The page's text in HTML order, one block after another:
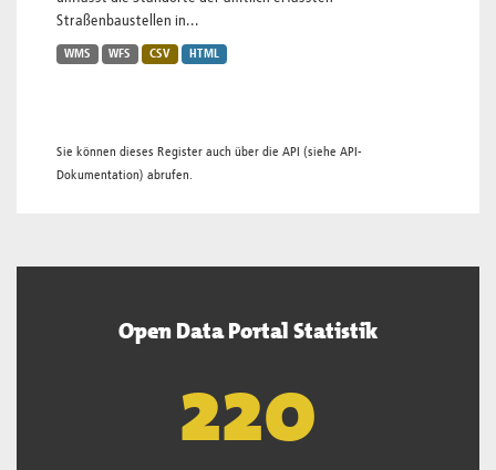
Straßenbaustellen in...
WMS WFS CSV HTML
Sie können dieses Register auch über die API (siehe API-
Dokumentation) abrufen.
Open Data Portal Statistik
222